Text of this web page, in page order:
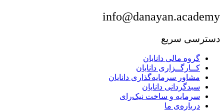
info@danayan.academy
دسترسی سریع
گروه مالی دانایان
کــارگــزاری دانایان
مشاور سرمایه‌گذاری دانایان
سبدگردانی دانایان
سرمایه و ساخت نیک‌رای
درباره‌ی ما